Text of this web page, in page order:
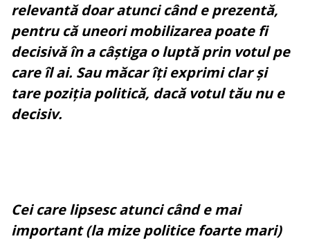
relevantă doar atunci când e prezentă,
pentru că uneori mobilizarea poate fi
decisivă în a câștiga o luptă prin votul pe
care îl ai. Sau măcar îți exprimi clar și
tare poziția politică, dacă votul tău nu e
decisiv.
Cei care lipsesc atunci când e mai
important (la mize politice foarte mari)